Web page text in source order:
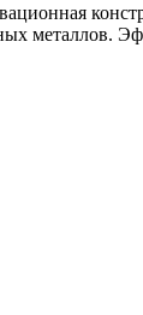
металлов.